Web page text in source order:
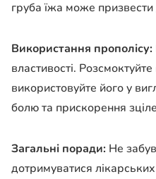
груба їжа може
Використання прополісу:
властивості.
використовуйте його у
болю та прискорення
Загальні поради: Не
дотримуватися